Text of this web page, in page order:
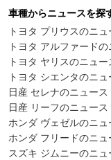
車種からニュースを探
トヨタ プリウスのニュ
トヨタ アルファードの
トヨタ ヤリスのニュー
トヨタ シエンタのニュ
日産 セレナのニュース
日産 リーフのニュース
ホンダ ヴェゼルのニュ
ホンダ フリードのニュ
スズキ ジムニーのニュ